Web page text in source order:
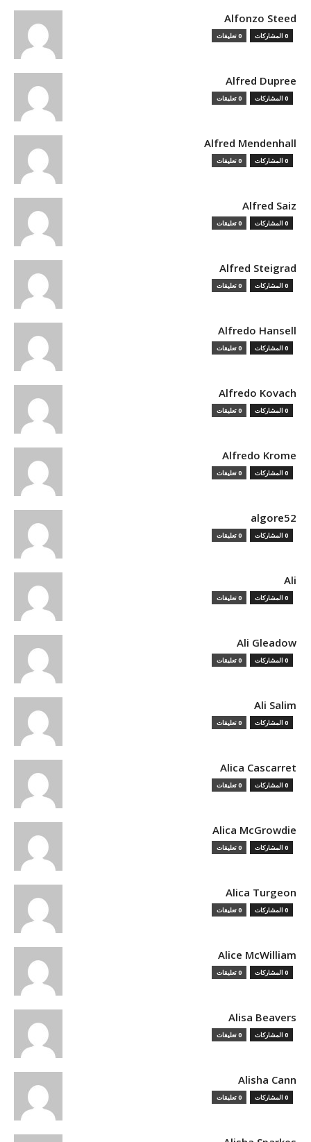
Alfonzo Steed
0 المشاركات 0 تعليقات
Alfred Dupree
0 المشاركات 0 تعليقات
Alfred Mendenhall
0 المشاركات 0 تعليقات
Alfred Saiz
0 المشاركات 0 تعليقات
Alfred Steigrad
0 المشاركات 0 تعليقات
Alfredo Hansell
0 المشاركات 0 تعليقات
Alfredo Kovach
0 المشاركات 0 تعليقات
Alfredo Krome
0 المشاركات 0 تعليقات
algore52
0 المشاركات 0 تعليقات
Ali
0 المشاركات 0 تعليقات
Ali Gleadow
0 المشاركات 0 تعليقات
Ali Salim
0 المشاركات 0 تعليقات
Alica Cascarret
0 المشاركات 0 تعليقات
Alica McGrowdie
0 المشاركات 0 تعليقات
Alica Turgeon
0 المشاركات 0 تعليقات
Alice McWilliam
0 المشاركات 0 تعليقات
Alisa Beavers
0 المشاركات 0 تعليقات
Alisha Cann
0 المشاركات 0 تعليقات